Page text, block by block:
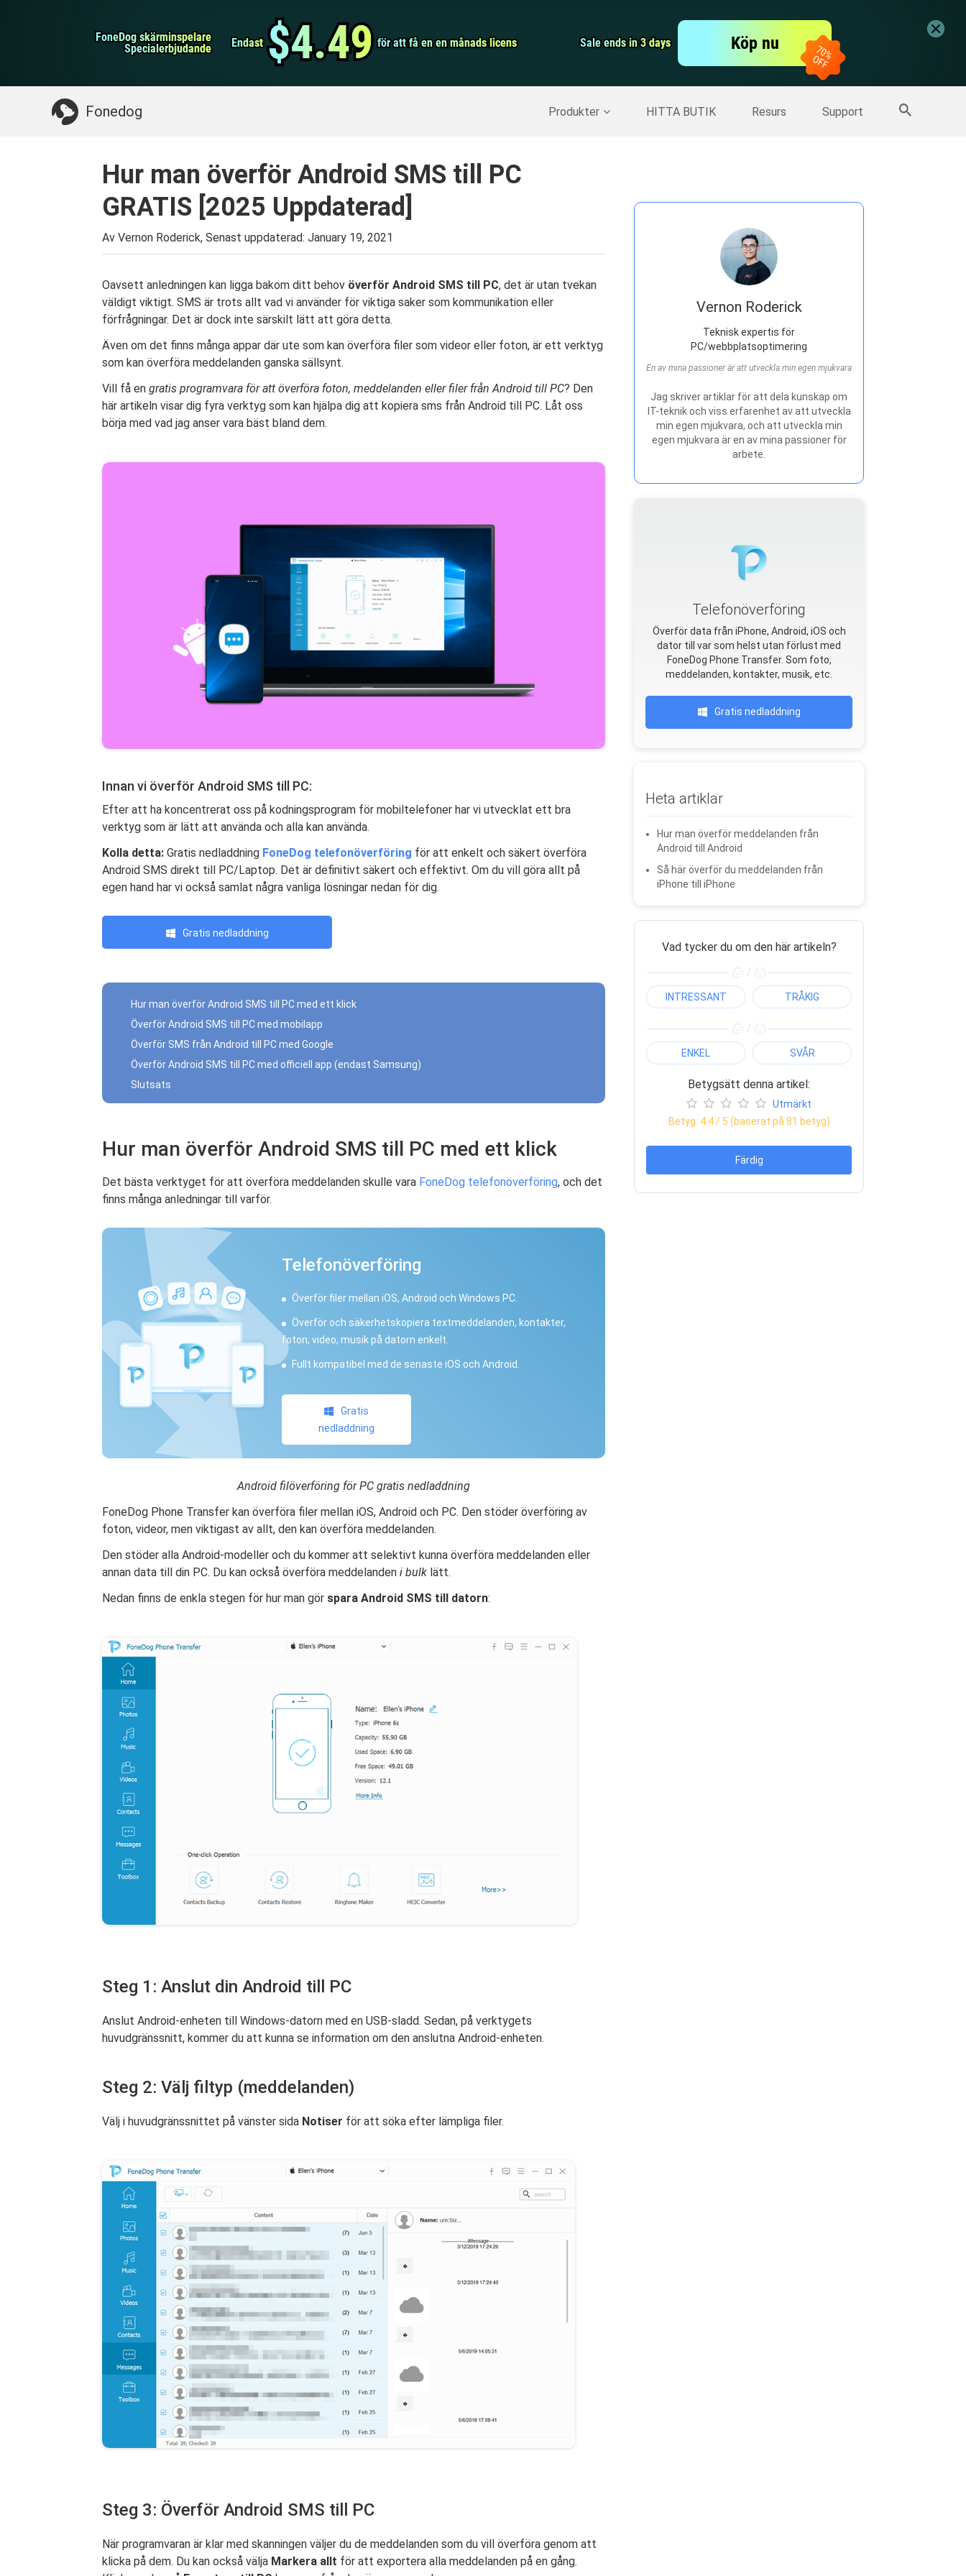
FoneDog skärminspelare
FoneDog skärminspelare
Specialerbjudande
Specialerbjudande Endast
Endast $4.49
$4.49 för att få en en månads licens
för att få en en månads licens Sale ends in 3 days
Sale ends in 3 days Köp nu
Fonedog Produkter HITTA BUTIK Resurs Support
iPhone Cleaner Screen Recorder
Något du kan behöva: IPhone Backup>> Fler produkter
Hur man överför Android SMS till PC
GRATIS [2025 Uppdaterad]
Av Vernon Roderick, Senast uppdaterad: January 19, 2021
Oavsett anledningen kan ligga bakom ditt behov överför Android SMS till PC, det är utan tvekan
väldigt viktigt. SMS är trots allt vad vi använder för viktiga saker som kommunikation eller
förfrågningar. Det är dock inte särskilt lätt att göra detta.
Även om det finns många appar där ute som kan överföra filer som videor eller foton, är ett verktyg
som kan överföra meddelanden ganska sällsynt.
Vill få en gratis programvara för att överföra foton, meddelanden eller filer från Android till PC? Den
här artikeln visar dig fyra verktyg som kan hjälpa dig att kopiera sms från Android till PC. Låt oss
börja med vad jag anser vara bäst bland dem.
Innan vi överför Android SMS till PC:
Efter att ha koncentrerat oss på kodningsprogram för mobiltelefoner har vi utvecklat ett bra
verktyg som är lätt att använda och alla kan använda.
Kolla detta: Gratis nedladdning FoneDog telefonöverföring för att enkelt och säkert överföra
Android SMS direkt till PC/Laptop. Det är definitivt säkert och effektivt. Om du vill göra allt på
egen hand har vi också samlat några vanliga lösningar nedan för dig.
Gratis nedladdning
Hur man överför Android SMS till PC med ett klick
Överför Android SMS till PC med mobilapp
Överför SMS från Android till PC med Google
Överför Android SMS till PC med officiell app (endast Samsung)
Slutsats
Hur man överför Android SMS till PC med ett klick
Det bästa verktyget för att överföra meddelanden skulle vara FoneDog telefonöverföring, och det
finns många anledningar till varför.
Telefonöverföring
Överför filer mellan iOS, Android och Windows PC.
Överför och säkerhetskopiera textmeddelanden, kontakter,
foton, video, musik på datorn enkelt.
Fullt kompatibel med de senaste iOS och Android.
Gratis
nedladdning
Android filöverföring för PC gratis nedladdning
FoneDog Phone Transfer kan överföra filer mellan iOS, Android och PC. Den stöder överföring av
foton, videor, men viktigast av allt, den kan överföra meddelanden.
Den stöder alla Android-modeller och du kommer att selektivt kunna överföra meddelanden eller
annan data till din PC. Du kan också överföra meddelanden i bulk lätt.
Nedan finns de enkla stegen för hur man gör spara Android SMS till datorn:
Steg 1: Anslut din Android till PC
Anslut Android-enheten till Windows-datorn med en USB-sladd. Sedan, på verktygets
huvudgränssnitt, kommer du att kunna se information om den anslutna Android-enheten.
Steg 2: Välj filtyp (meddelanden)
Välj i huvudgränssnittet på vänster sida Notiser för att söka efter lämpliga filer.
Steg 3: Överför Android SMS till PC
När programvaran är klar med skanningen väljer du de meddelanden som du vill överföra genom att
klicka på dem. Du kan också välja Markera allt för att exportera alla meddelanden på en gång.
Vernon Roderick
Teknisk expertis för
PC/webbplatsoptimering
En av mina passioner är att utveckla min egen mjukvara
Jag skriver artiklar för att dela kunskap om
IT-teknik och viss erfarenhet av att utveckla
min egen mjukvara, och att utveckla min
egen mjukvara är en av mina passioner för
arbete.
Telefonöverföring
Överför data från iPhone, Android, iOS och
dator till var som helst utan förlust med
FoneDog Phone Transfer. Som foto,
meddelanden, kontakter, musik, etc.
Gratis nedladdning
Heta artiklar
Hur man överför meddelanden från
Android till Android
Så här överför du meddelanden från
iPhone till iPhone
Vad tycker du om den här artikeln?
/
INTRESSANT TRÅKIG
/
ENKEL SVÅR
Betygsätt denna artikel:
Utmärkt
Betyg: 4.4/ 5 (baserat på 81 betyg)
Färdig